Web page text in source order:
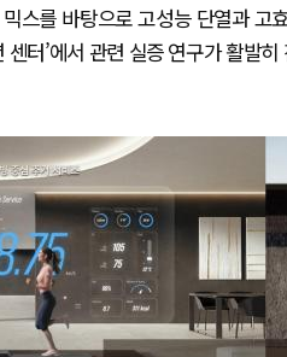
스를 바탕으로 고성능 단열과
터’에서 관련 실증 연구가 활발